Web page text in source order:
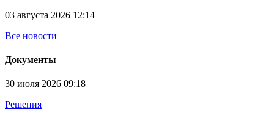
03 августа 2026 12:14
Все новости
Документы
30 июля 2026 09:18
Решения